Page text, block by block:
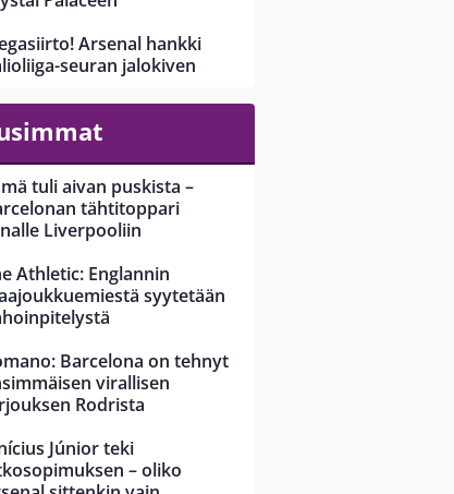
Arsenal hankki
seuran jalokiven
tuli aivan puskista –
tähtitoppari
Liverpooliin
Athletic: Englannin
syytetään
Barcelona on tehnyt
virallisen
Rodrista
Júnior teki
– oliko